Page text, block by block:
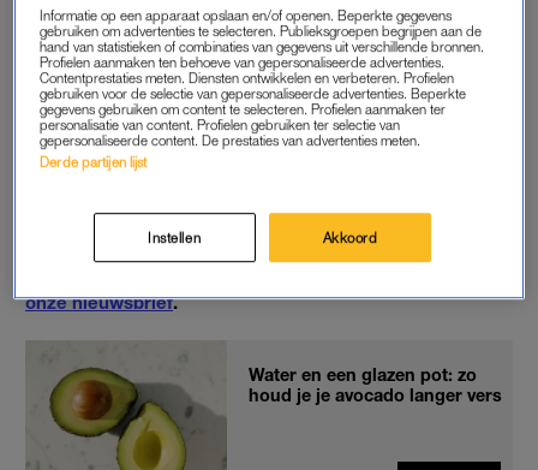
de knoflook doormidden. Envoila: op deze manier is je
knoflook perfect geperst.
@rafael.denhartogAflevering 1 | Tips &
tricks uit de professionele keuken –
Knoflook editie
onze nieuwsbrief.
Water en een glazen pot: zo
houd je je avocado langer vers
Informatie op een apparaat opslaan en/of openen. Beperkte gegevens
gebruiken om advertenties te selecteren. Publieksgroepen begrijpen aan de
hand van statistieken of combinaties van gegevens uit verschillende bronnen.
Profielen aanmaken ten behoeve van gepersonaliseerde advertenties.
Contentprestaties meten. Diensten ontwikkelen en verbeteren. Profielen
gebruiken voor de selectie van gepersonaliseerde advertenties. Beperkte
gegevens gebruiken om content te selecteren. Profielen aanmaken ter
personalisatie van content. Profielen gebruiken ter selectie van
gepersonaliseerde content. De prestaties van advertenties meten.
Derde partijen lijst
Instellen Akkoord